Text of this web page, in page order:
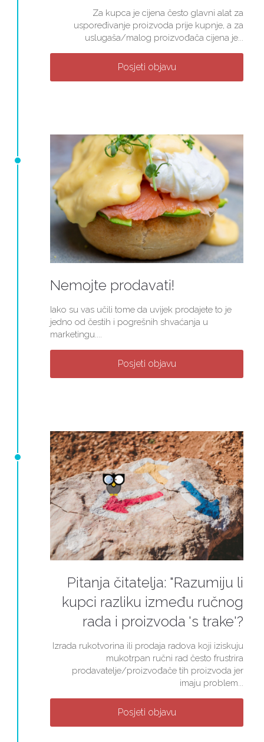
Za kupca je cijena često glavni alat za
uspoređivanje proizvoda prije kupnje, a za
uslugaša/malog proizvođača cijena je...
Posjeti objavu
Nemojte prodavati!
Iako su vas učili tome da uvijek prodajete to je
jedno od čestih i pogrešnih shvaćanja u
marketingu....
Posjeti objavu
Pitanja čitatelja: "Razumiju li
kupci razliku između ručnog
rada i proizvoda 's trake'?
Izrada rukotvorina ili prodaja radova koji iziskuju
mukotrpan ručni rad često frustrira
prodavatelje/proizvođače tih proizvoda jer
imaju problem...
Posjeti objavu